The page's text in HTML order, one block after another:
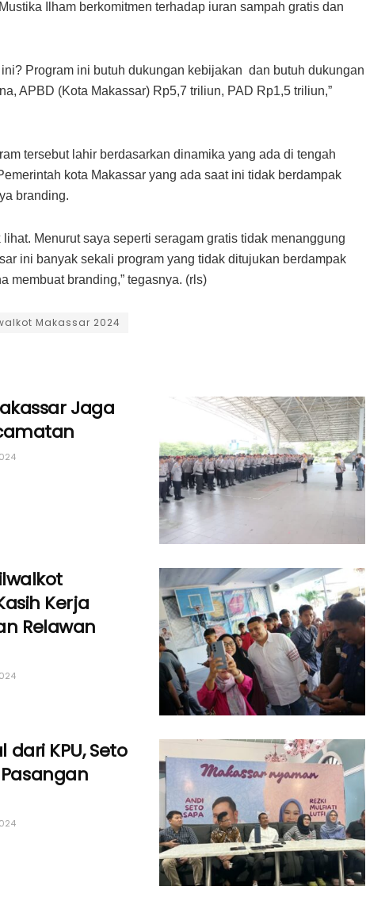
Ilham berkomitmen terhadap iuran sampah gratis dan
Program ini butuh dukungan kebijakan dan butuh dukungan
APBD (Kota Makassar) Rp5,7 triliun, PAD Rp1,5 triliun,”
tersebut lahir berdasarkan dinamika yang ada di tengah
kota Makassar yang ada saat ini tidak berdampak
branding.
Menurut saya seperti seragam gratis tidak menanggung
ini banyak sekali program yang tidak ditujukan berdampak
membuat branding,” tegasnya. (rls)
Makassar 2024
Jaga
Kerja
Relawan
KPU, Seto